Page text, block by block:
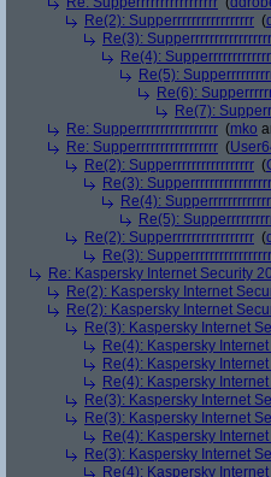
Re(2): Supperrrrrrrrrrrrrrrrr (
Re(3): Supperrrrrrrrrrrrrrrrr
Re(4):
Re(5):
Re(6):
Re(7):
Re: Supperrrrrrrrrrrrrrrrr (mko
Re: Supperrrrrrrrrrrrrrrrr (
Re(2): Supperrrrrrrrrrrrrrrrr (
Re(3): Supperrrrrrrrrrrrrrrrr
Re(4):
Re(5):
Re(2): Supperrrrrrrrrrrrrrrrr (
Re(3): Supperrrrrrrrrrrrrrrrr
Re: Kaspersky Internet Security
Re(2): Kaspersky Internet
Re(2): Kaspersky Internet
Re(3): Kaspersky Internet
Re(4): Kaspersky
Re(4): Kaspersky
Re(4): Kaspersky
Re(3): Kaspersky Internet
Re(3): Kaspersky Internet
Re(4): Kaspersky
Re(3): Kaspersky Internet
Re(4): Kaspersky